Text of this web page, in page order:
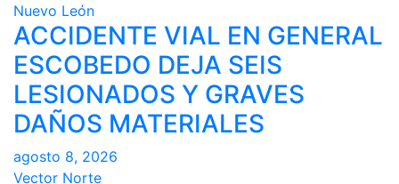
Nuevo León
ACCIDENTE VIAL EN GENERAL
ESCOBEDO DEJA SEIS
LESIONADOS Y GRAVES
DAÑOS MATERIALES
agosto 8, 2026
Vector Norte